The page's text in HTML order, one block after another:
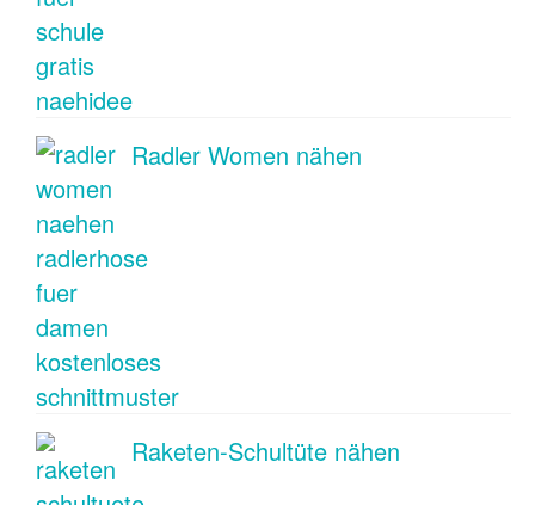
Radler Women nähen
Raketen-Schultüte nähen